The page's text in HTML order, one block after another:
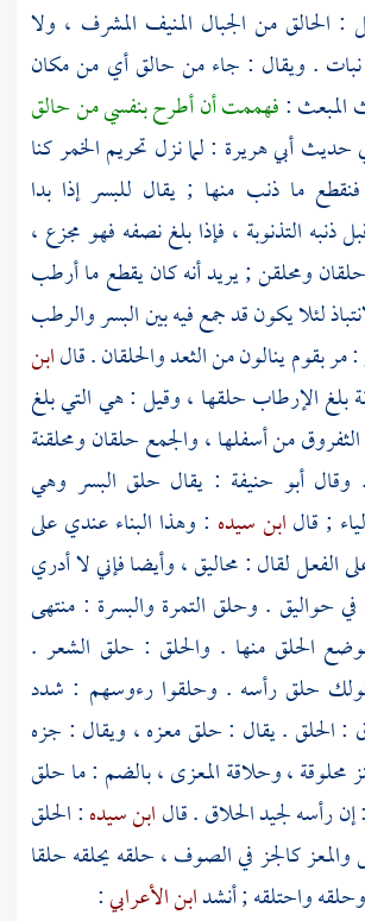
: الحالق من الجبال المنيف المشرف ، ولا
. ويقال : جاء من حالق أي من مكان
:فهممت أن أطرح بنفسي من حالق
حديث أبي هريرة : لما نزل تحريم الخمر كنا
فنقطع ما ذنب منها ; يقال للبسر إذا بدا
ذنبه التذنوبة ، فإذا بلغ نصفه فهو مجزع ،
حلقان ومحلقن ; يريد أنه كان يقطع ما أرطب
لئلا يكون قد جمع فيه بين البسر والرطب
بقوم ينالون من الثعد والحلقان . قالابن
بلغ الإرطاب حلقها ، وقيل : هي التي بلغ
من أسفلها ، والجمع حلقان ومحلقنة
وقالأبو حنيفة : يقال حلق البسر وهي
; قالابن سيده : وهذا البناء عندي على
الفعل لقال : محاليق ، وأيضا فإني لا أدري
في حواليق . وحلق التمرة والبسرة : منتهى
الحلق منها . والحلق : حلق الشعر .
حلق رأسه . وحلقوا رءوسهم : شدد
: الحلق . يقال : حلق معزه ، ويقال : جزه
محلوقة ، وحلاقة المعزى ، بالضم : ما حلق
رأسه لجيد الحلاق . قالابن سيده: الحلق
كالجز في الصوف ، حلقه يحلقه حلقا
واحتلقه ; أنشدابن الأعرابي: